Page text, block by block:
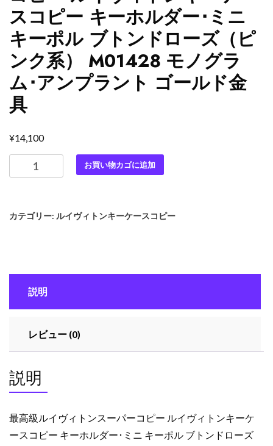
スコピー キーホルダー･ミニ
キーポル ブトンドローズ（ピ
ンク系） M01428 モノグラ
ム･アンプラント ゴールド金
具
¥14,100
高
イ
ン
ー
コ
ー
ル
ヴ
ィ
お買い物カゴに追加
カテゴリー: ルイヴィトンキーケースコピー
説明
レビュー (0)
説明
最高級ルイヴィトンスーパーコピー ルイヴィトンキーケ
ースコピー キーホルダー･ミニ キーポル ブトンドローズ